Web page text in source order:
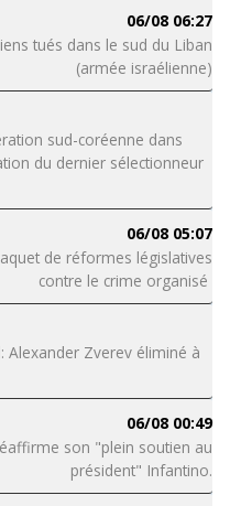
06/08 06:27
tués dans le sud du Liban
(armée israélienne)
sud-coréenne dans
du dernier sélectionneur
06/08 05:07
de réformes législatives
contre le crime organisé
Alexander Zverev éliminé à
06/08 00:49
son "plein soutien au
président" Infantino.